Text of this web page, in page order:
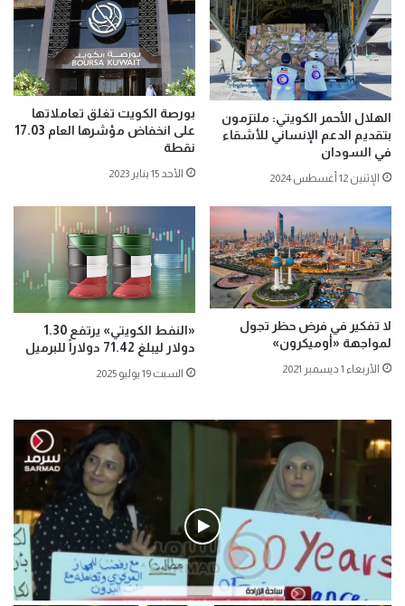
الهلال الأحمر الكويتي: ملتزمون
بتقديم الدعم الإنساني للأشقاء
في السودان
الإثنين 12 أغسطس 2024
بورصة الكويت تغلق تعاملاتها
على انخفاض مؤشرها العام 17.03
نقطة
الأحد 15 يناير 2023
لا تفكير في فرض حظر تجول
لمواجهة «أوميكرون»
الأربعاء 1 ديسمبر 2021
«النفط الكويتي» يرتفع 1.30
دولار ليبلغ 71.42 دولاراً للبرميل
السبت 19 يوليو 2025